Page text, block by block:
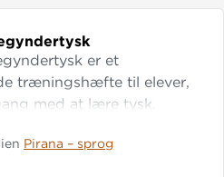
er et
træningshæfte til elever,
med at lære tysk.
til digital udgave. Der
Pirana – sprog